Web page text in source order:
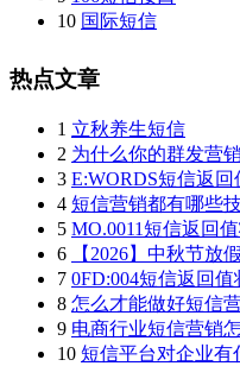
10 国际短信
热点文章
1 立秋养生短信
2 为什么你的群发营
3 E:WORDS短信返
4 短信营销都有哪些
5 MO.0011短信返回
6
【2026】中秋节放
7 0FD:004短信返回
8 怎么才能做好短信
9 电商行业短信营销
10 短信平台对企业有